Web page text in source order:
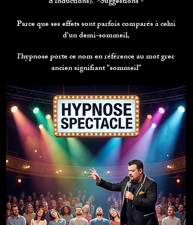
Parce que ses effets sont parfois comparés à celui
d'un demi-sommeil,
l'hypnose porte ce nom en référence au mot grec
ancien signifiant "sommeil"